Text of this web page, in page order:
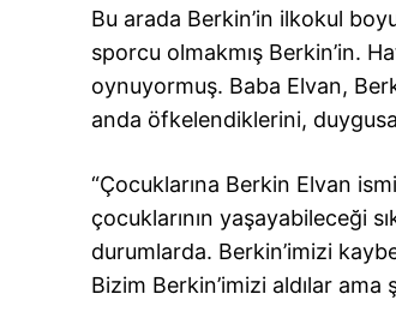
Bu arada Berkin’in ilkokul
sporcu olmakmış Berkin’in.
oynuyormuş. Baba Elvan,
anda öfkelendiklerini,
“Çocuklarına Berkin Elvan
çocuklarının yaşayabileceği
durumlarda. Berkin’imizi
Bizim Berkin’imizi aldılar